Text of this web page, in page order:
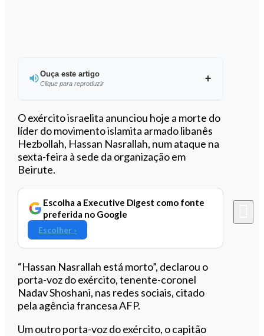
Ouça este artigo
Clique para reproduzir
Ouvir este artigo
O exército israelita anunciou hoje a morte do
líder do movimento islamita armado libanês
Hezbollah, Hassan Nasrallah, num ataque na
sexta-feira à sede da organização em
Beirute.
Escolha a Executive Digest como fonte
preferida no Google
Escolher ›
“Hassan Nasrallah está morto”, declarou o
porta-voz do exército, tenente-coronel
Nadav Shoshani, nas redes sociais, citado
pela agência francesa AFP.
Um outro porta-voz do exército, o capitão